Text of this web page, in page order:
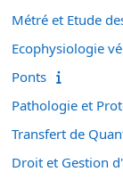
Métré et Etude
Ecophysiologie
Ponts
Pathologie et
Transfert de
Droit et Gestion